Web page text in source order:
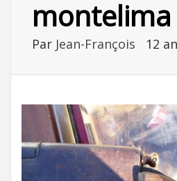
Par Jean-François 12